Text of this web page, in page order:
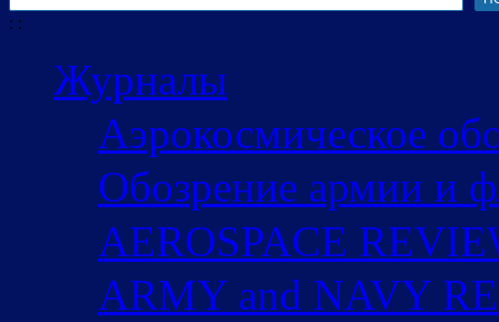
: :
Журналы
Аэрокосмическое
Обозрение армии и
AEROSPACE
ARMY and NAVY